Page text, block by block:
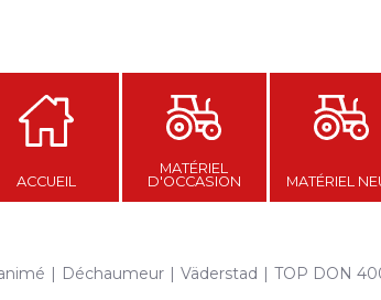
ACCUEIL
MATÉRIEL
D'OCCASION
MATÉRIEL
Déchaumeur Väderstad TOP DON